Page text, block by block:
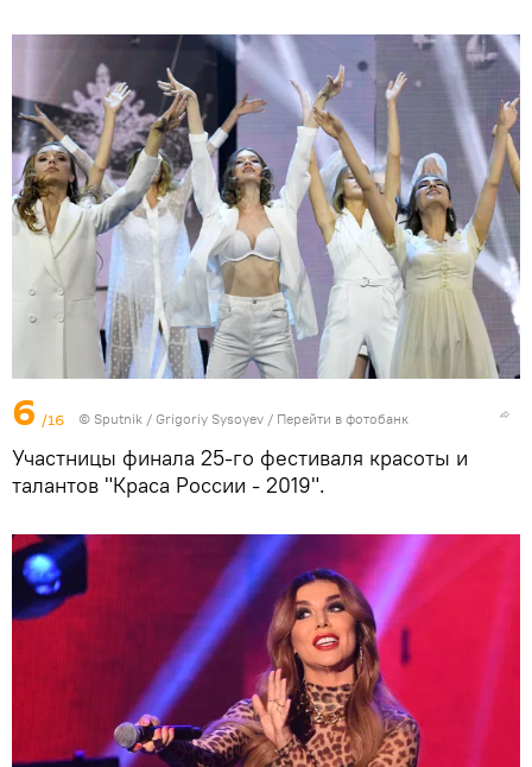
6 /16 © Sputnik / Grigoriy Sysoyev / Перейти в фотобанк
Участницы финала 25-го фестиваля красоты и
талантов "Краса России - 2019".